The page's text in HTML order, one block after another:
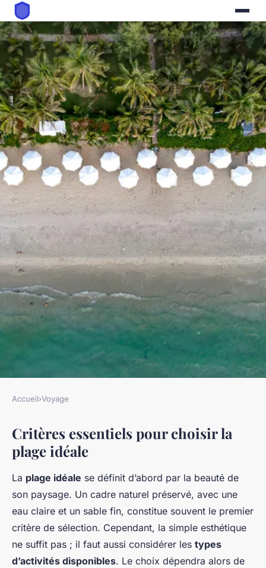
VOYAGE
Découvrez comment trouver
la plage idéale : votre guide
infaillible vers un coin de
paradis côtier
Lou • 23 avril 2025• 8 min de lecture
Accueil›Voyage
Critères essentiels pour choisir la
plage idéale
La plage idéale se définit d’abord par la beauté de
son paysage. Un cadre naturel préservé, avec une
eau claire et un sable fin, constitue souvent le premier
critère de sélection. Cependant, la simple esthétique
ne suffit pas ; il faut aussi considérer les types
d’activités disponibles. Le choix dépendra alors de